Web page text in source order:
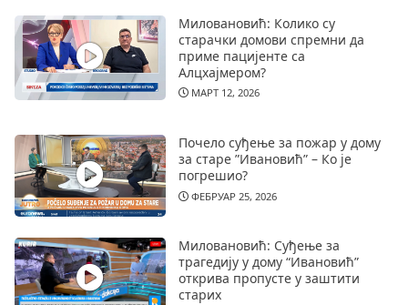
Миловановић: Колико су
старачки домови спремни да
приме пацијенте са
Алцхајмером?
МАРТ 12, 2026
Почело суђење за пожар у дому
за старе ”Ивановић” – Ко је
погрешио?
ФЕБРУАР 25, 2026
Миловановић: Суђење за
трагедију у дому “Ивановић”
открива пропусте у заштити
старих